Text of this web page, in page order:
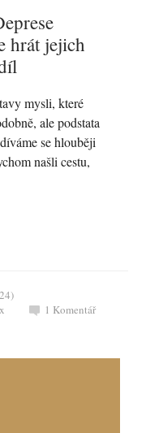
hrát jejich
mysli, které
ale podstata
se hlouběji
našli cestu,
1 Komentář